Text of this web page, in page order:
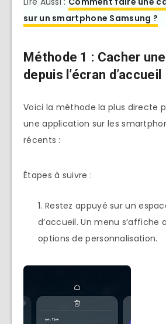
sur un smartphone Samsung ?
Méthode 1 : Cacher
depuis l’écran d’accueil
Voici la méthode la plus directe
une application sur les
récents :
Étapes à suivre :
Restez appuyé sur un
d’accueil. Un menu s’affiche
options de personnalisation.